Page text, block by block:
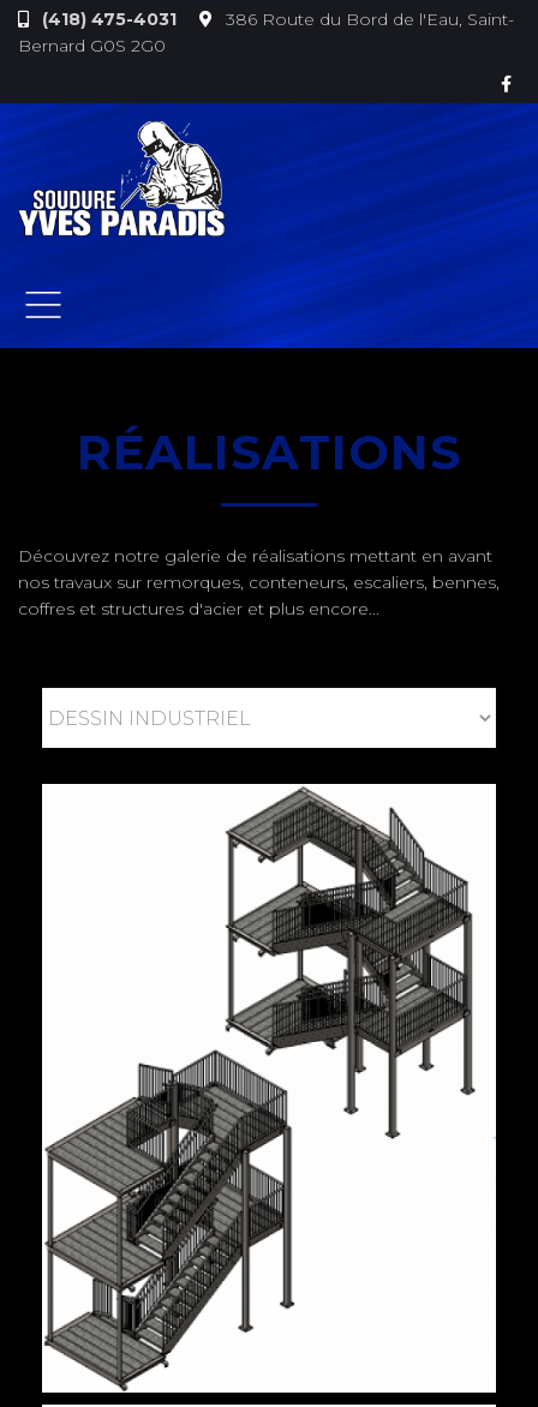
(418) 475-4031
386 Route du Bord de l'Eau, Saint-
Bernard G0S 2G0
RÉALISATIONS
Découvrez notre galerie de réalisations mettant en avant
nos travaux sur remorques, conteneurs, escaliers, bennes,
coffres et structures d'acier et plus encore...